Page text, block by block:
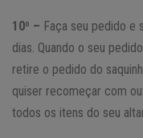
10º – Faça seu pedido e
dias. Quando o seu
retire o pedido do
quiser recomeçar com
todos os itens do seu